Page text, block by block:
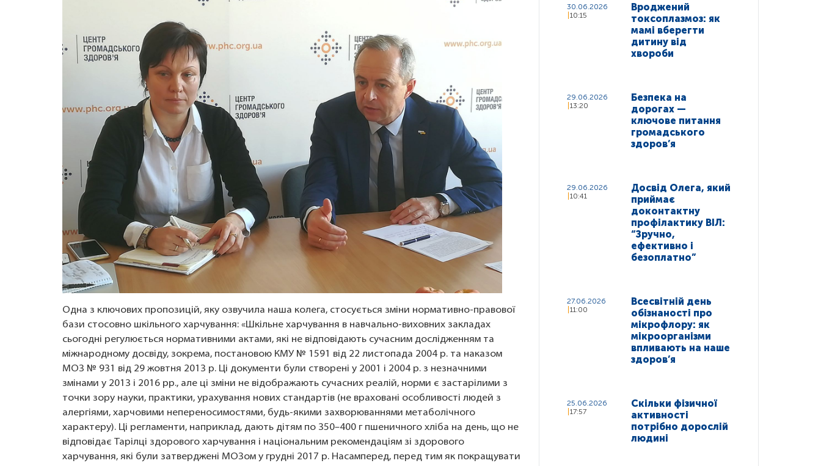
Одна з ключових пропозицій, яку озвучила наша колега, стосується зміни нормативно-правової
бази стосовно шкільного харчування: «Шкільне харчування в навчально-виховних закладах
сьогодні регулюється нормативними актами, які не відповідають сучасним дослідженням та
міжнародному досвіду, зокрема, постановою КМУ № 1591 від 22 листопада 2004 р. та наказом
МОЗ № 931 від 29 жовтня 2013 р. Ці документи були створені у 2001 і 2004 р. з незначними
змінами у 2013 і 2016 рр., але ці зміни не відображають сучасних реалій, норми є застарілими з
точки зору науки, практики, урахування нових стандартів (не враховані особливості людей з
алергіями, харчовими непереносимостями, будь-якими захворюваннями метаболічного
характеру). Ці регламенти, наприклад, дають дітям по 350–400 г пшеничного хліба на день, що не
відповідає Тарілці здорового харчування і національним рекомендаціям зі здорового
харчування, які були затверджені МОЗом у грудні 2017 р. Насамперед, перед тим як покращувати
30.06.2026
10:15
Вроджений
токсоплазмоз: як
мамі вберегти
дитину від
хвороби
29.06.2026
13:20
Безпека на
дорогах —
ключове питання
громадського
здоров’я
29.06.2026
10:41
Досвід Олега, який
приймає
доконтактну
профілактику ВІЛ:
“Зручно,
ефективно і
безоплатно”
27.06.2026
11:00
Всесвітній день
обізнаності про
мікрофлору: як
мікроорганізми
впливають на наше
здоров’я
25.06.2026
17:57
Скільки фізичної
активності
потрібно дорослій
людині